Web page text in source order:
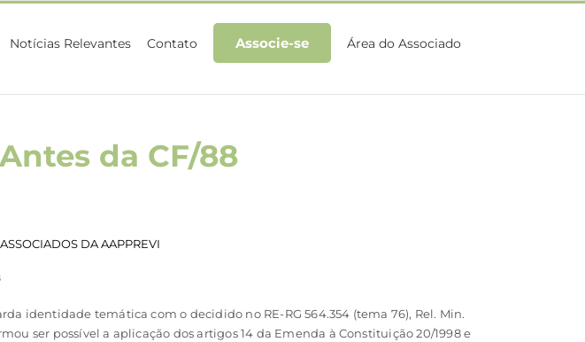
Notícias Relevantes Contato Associe-se Área do Associado
da CF/88
DA AAPPREVI
identidade temática com o decidido no RE-RG 564.354 (tema 76), Rel. Min.
ser possível a aplicação dos artigos 14 da Emenda à Constituição 20/1998 e